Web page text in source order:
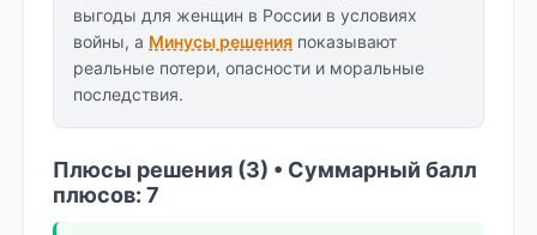
выгоды для женщин в России в условиях
войны, а Минусы решения показывают
реальные потери, опасности и моральные
последствия.
Плюсы решения (3) • Суммарный балл
плюсов: 7